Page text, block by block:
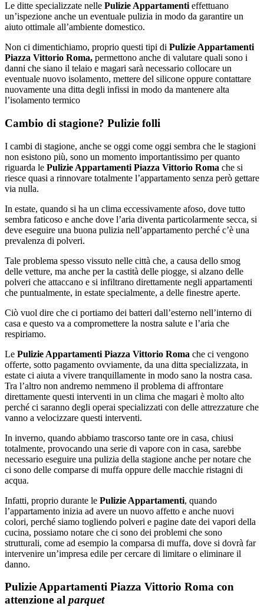
Le ditte specializzate nelle Pulizie Appartamenti effettuano
un’ispezione anche un eventuale pulizia in modo da garantire un
aiuto ottimale all’ambiente domestico.
Non ci dimentichiamo, proprio questi tipi di Pulizie Appartamenti
Piazza Vittorio Roma, permettono anche di valutare quali sono i
danni che siano il telaio e magari sarà necessario collocare un
eventuale nuovo isolamento, mettere del silicone oppure contattare
nuovamente una ditta degli infissi in modo da mantenere alta
l’isolamento termico
Cambio di stagione? Pulizie folli
I cambi di stagione, anche se oggi come oggi sembra che le stagioni
non esistono più, sono un momento importantissimo per quanto
riguarda le Pulizie Appartamenti Piazza Vittorio Roma che si
riesce quasi a rinnovare totalmente l’appartamento senza però gettare
via nulla.
In estate, quando si ha un clima eccessivamente afoso, dove tutto
sembra faticoso e anche dove l’aria diventa particolarmente secca, si
deve eseguire una buona pulizia nell’appartamento perché c’è una
prevalenza di polveri.
Tale problema spesso vissuto nelle città che, a causa dello smog
delle vetture, ma anche per la castità delle piogge, si alzano delle
polveri che attaccano e si infiltrano direttamente negli appartamenti
che puntualmente, in estate specialmente, a delle finestre aperte.
Ciò vuol dire che ci portiamo dei batteri dall’esterno nell’interno di
casa e questo va a compromettere la nostra salute e l’aria che
respiriamo.
Le Pulizie Appartamenti Piazza Vittorio Roma che ci vengono
offerte, sotto pagamento ovviamente, da una ditta specializzata, in
estate ci aiuta a vivere tranquillamente in modo sano la nostra casa.
Tra l’altro non andremo nemmeno il problema di affrontare
direttamente questi interventi in un clima che magari è molto alto
perché ci saranno degli operai specializzati con delle attrezzature che
vanno a velocizzare questi interventi.
In inverno, quando abbiamo trascorso tante ore in casa, chiusi
totalmente, provocando una serie di vapore con in casa, sarebbe
necessario eseguire una pulizia della stagione anche per notare che
ci sono delle comparse di muffa oppure delle macchie ristagni di
acqua.
Infatti, proprio durante le Pulizie Appartamenti, quando
l’appartamento inizia ad avere un nuovo affetto e anche nuovi
colori, perché siamo togliendo polveri e pagine date dei vapori della
cucina, possiamo notare che ci sono dei problemi che sono
strutturali, come ad esempio la comparsa di muffa, dove si dovrà far
intervenire un’impresa edile per cercare di limitare o eliminare il
danno.
Pulizie Appartamenti Piazza Vittorio Roma con
attenzione al parquet